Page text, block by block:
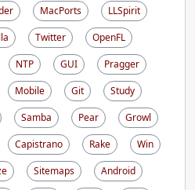
MacPorts
LLSpirit
Twitter
OpenFL
NTP GUI
Pragger
Mobile Git
Study
Samba Pear
Growl
Capistrano Rake
Win
Sitemaps
Android